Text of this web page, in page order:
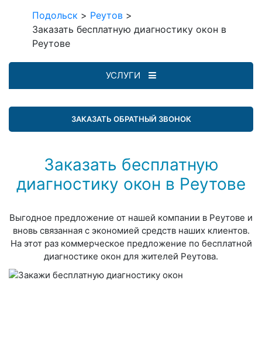
Подольск > Реутов >
Заказать бесплатную диагностику окон в
Реутове
УСЛУГИ
ЗАКАЗАТЬ ОБРАТНЫЙ ЗВОНОК
Заказать бесплатную
диагностику окон в Реутове
Выгодное предложение от нашей компании в Реутове и
вновь связанная с экономией средств наших клиентов.
На этот раз коммерческое предложение по бесплатной
диагностике окон для жителей Реутова.